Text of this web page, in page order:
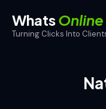
WhatsOnline
Turning Clicks Into